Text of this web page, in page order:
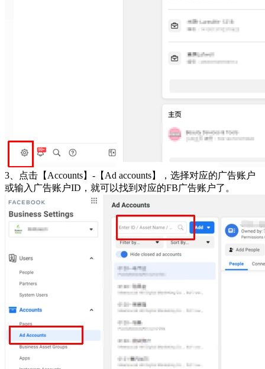
3、点击【Accounts】-【Ad accounts】，选择对应的广告账户
或输入广告账户ID，就可以找到对应的FB广告账户了。